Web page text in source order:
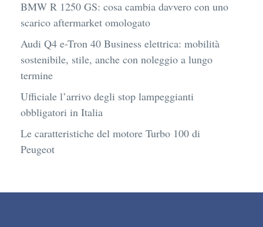
BMW R 1250 GS: cosa cambia davvero con uno
scarico aftermarket omologato
Audi Q4 e-Tron 40 Business elettrica: mobilità
sostenibile, stile, anche con noleggio a lungo
termine
Ufficiale l’arrivo degli stop lampeggianti
obbligatori in Italia
Le caratteristiche del motore Turbo 100 di
Peugeot